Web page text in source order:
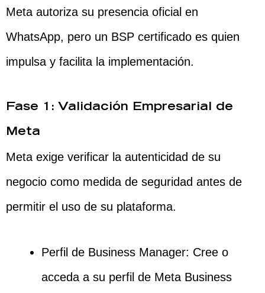
Meta autoriza su presencia oficial en
WhatsApp, pero un BSP certificado es quien
impulsa y facilita la implementación.
Fase 1: Validación Empresarial de
Meta
Meta exige verificar la autenticidad de su
negocio como medida de seguridad antes de
permitir el uso de su plataforma.
Perfil de Business Manager: Cree o
acceda a su perfil de Meta Business